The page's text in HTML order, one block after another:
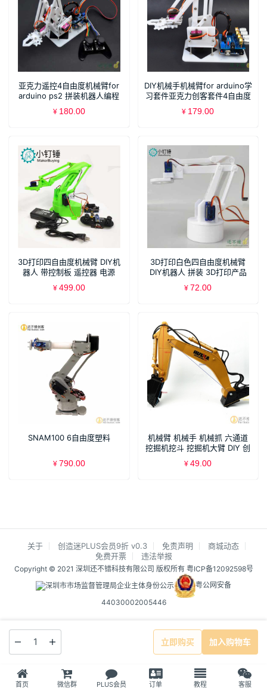
立即购买 加入购物车
亚克力遥控4自由度机械臂for
arduino ps2 拼装机器人编程
¥ 180.00
DIY机械手机械臂for arduino学
习套件亚克力创客套件4自由度
¥ 179.00
3D打印四自由度机械臂 DIY机
器人 带控制板 遥控器 电源
¥ 499.00
3D打印白色四自由度机械臂
DIY机器人 拼装 3D打印产品
¥ 72.00
SNAM100 6自由度塑料
¥ 790.00
机械臂 机械手 机械抓 六通道
挖掘机挖斗 挖掘机大臂 DIY 创
¥ 49.00
关于 创造迷PLUS会员9折 v0.3 免责声明
商城动态
免费开票
违法举报
Copyright © 2021 深圳还不错科技有限公司 版权所有 粤ICP备12092598号
粤公网安备
44030002005446
首页 微信群 PLUS会员 订单 教程 客服